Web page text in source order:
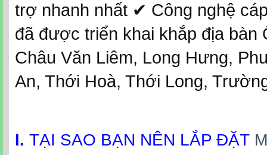
trợ nhanh nhất ✔‎ Công nghệ
đã được triển khai khắp địa bàn
Châu Văn Liêm, Long Hưng,
An, Thới Hoà, Thới Long,
I. TẠI SAO BẠN NÊN LẮP ĐẶT